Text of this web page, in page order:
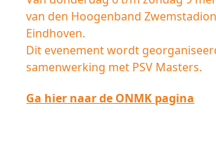
van den Hoogenband
Eindhoven.
Dit evenement wordt
samenwerking met PSV Masters.
Ga hier naar de ONMK pagina